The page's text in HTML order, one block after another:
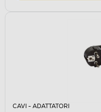
CAVI - ADATTATORI